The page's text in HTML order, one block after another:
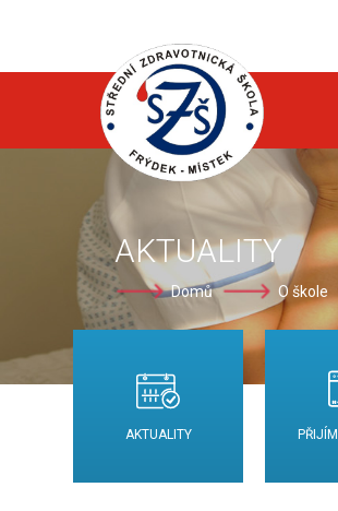
AKTUALITY
Domů O škole
AKTUALITY